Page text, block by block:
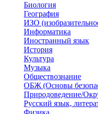
Биология
География
ИЗО
Информатика
Иностранный язык
История
Культура
Музыка
Обществознание
ОБЖ (Основы
Природоведение/
Русский язык,
Физика